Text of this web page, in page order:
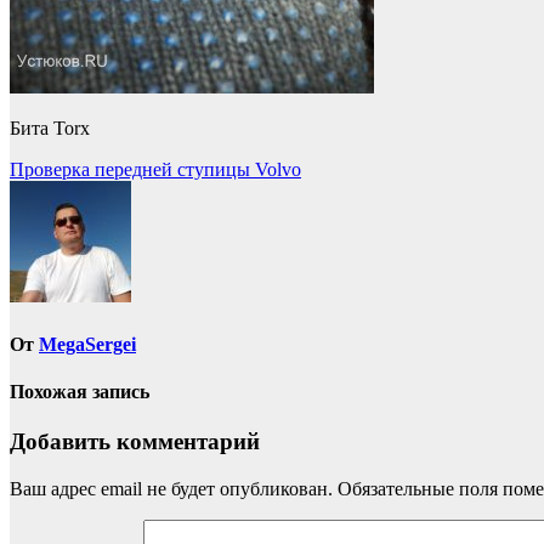
Бита Torx
Навигация
записям
Проверка передней ступицы Volvo
От MegaSergei
Похожая запись
Добавить комментарий
Ваш адрес email не будет опубликован. Обязательные поля